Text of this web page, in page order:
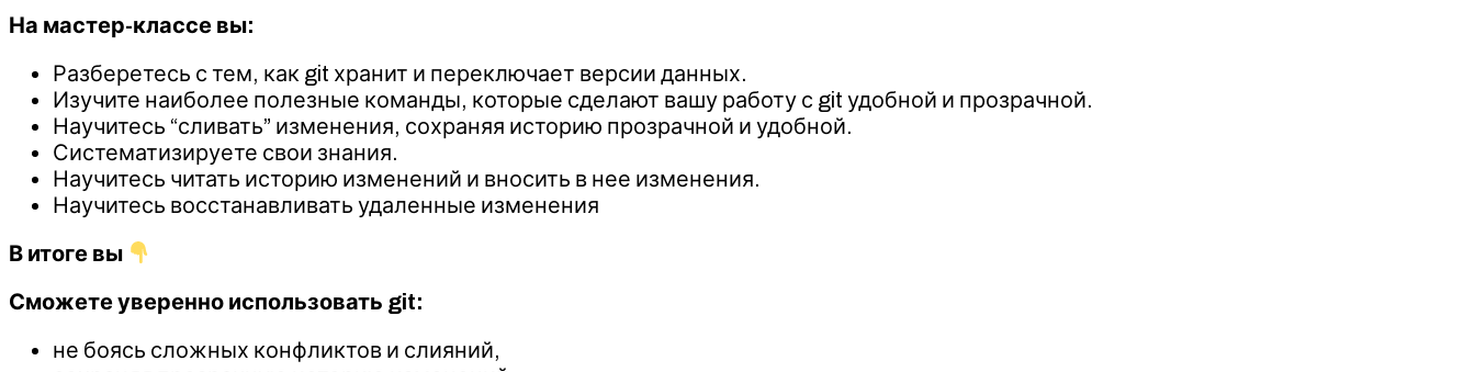
На мастер-классе вы:
Разберетесь с тем, как git хранит и переключает версии данных.
Изучите наиболее полезные команды, которые сделают вашу работу с git удобной и прозрачной.
Научитесь “сливать” изменения, сохраняя историю прозрачной и удобной.
Систематизируете свои знания.
Научитесь читать историю изменений и вносить в нее изменения.
Научитесь восстанавливать удаленные изменения
В итоге вы
Сможете уверенно использовать git:
не боясь сложных конфликтов и слияний,